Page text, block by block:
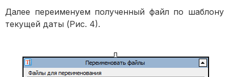
Далее переименуем полученный файл по шаблону
текущей даты (Рис. 4).